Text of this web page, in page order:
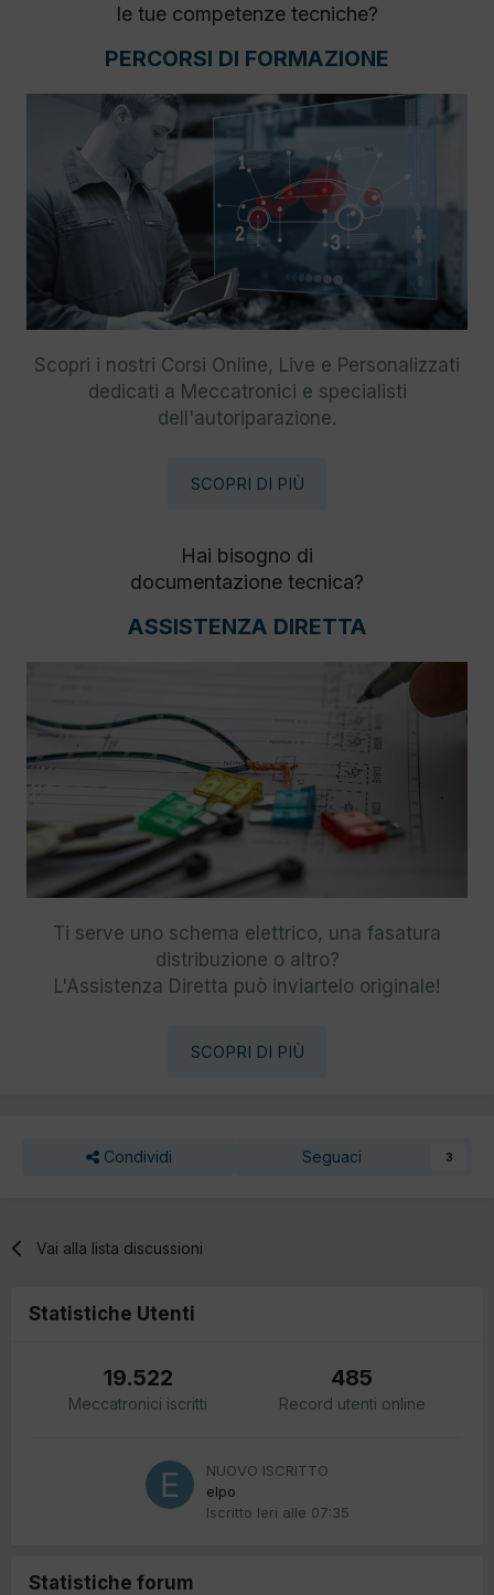
le tue competenze tecniche?
PERCORSI DI FORMAZIONE
Scopri i nostri Corsi Online, Live e Personalizzati
dedicati a Meccatronici e specialisti
dell'autoriparazione.
SCOPRI DI PIÙ
Hai bisogno di
documentazione tecnica?
ASSISTENZA DIRETTA
Ti serve uno schema elettrico, una fasatura
distribuzione o altro?
L'Assistenza Diretta può inviartelo originale!
SCOPRI DI PIÙ
Condividi Seguaci 3
Vai alla lista discussioni
Statistiche Utenti
19.522
Meccatronici iscritti
485
Record utenti online
NUOVO ISCRITTO
elpo
Iscritto Ieri alle 07:35
Statistiche forum